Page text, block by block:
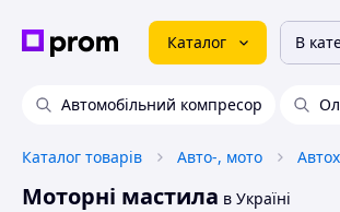
Каталог В
Автомобільний компресор
Каталог товарів Авто-, мото
Моторні мастила в Україні